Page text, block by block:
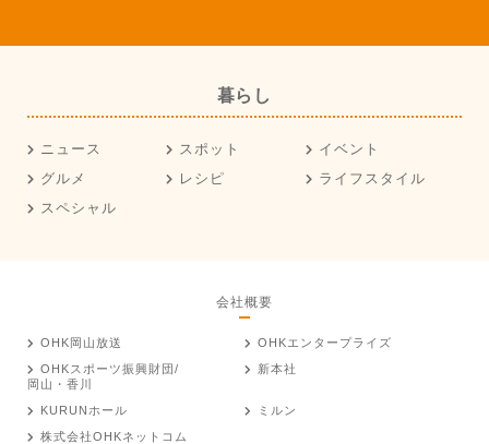
暮らし
ニュース スポット
イベント
グルメ
レシピ
ライフスタイル
スペシャル
会社概要
OHK岡山放送
OHKエンタープライズ
OHKスポーツ振興財団/
岡山・香川
新本社
KURUNホール
ミルン
株式会社OHKネットコム